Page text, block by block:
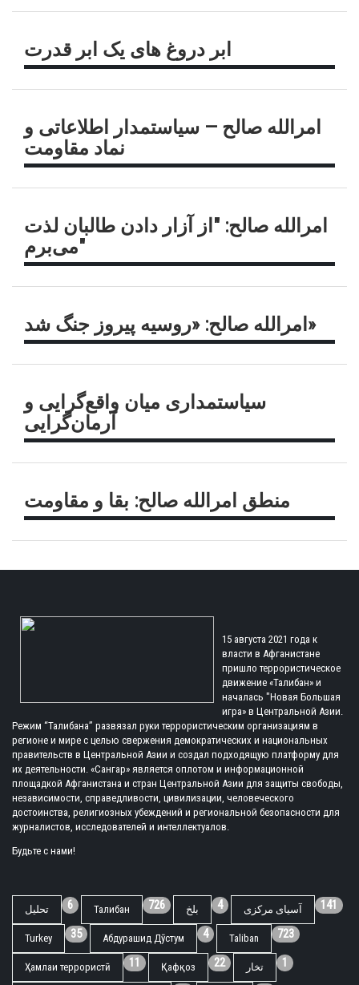
ابر دروغ های یک ابر قدرت
امرالله صالح — سیاستمدار اطلاعاتی و
نماد مقاومت
امرالله صالح: "از آزار دادن طالبان لذت
می‌برم"
امرالله صالح: «روسیه پیروز جنگ شد»
سیاستمداری میان واقع‌گرایی و
آرمان‌گرایی
منطق امرالله صالح: بقا و مقاومت
15 августа 2021 года к
власти в Афганистане
пришло террористическое
движение «Талибан» и
началась "Новая Большая
игра» в Центральной Азии.
Режим “Талибана” развязал руки террористическим организациям в
регионе и мире с целью свержения демократических и национальных
правительств в Центральной Азии и создал подходящую платформу для
их деятельности. «Сангар» является оплотом и информационной
площадкой Афганистана и стран Центральной Азии для защиты свободы,
независимости, справедливости, цивилизации, человеческого
достоинства, религиозных убеждений и региональной безопасности для
журналистов, исследователей и интеллектуалов.
Будьте с нами!
تحلیل 6 Талибан 726 بلخ 4 آسیای مرکزی 141
Turkey 35 Абдурашид Дӯстум 4 Taliban 723
Ҳамлаи террористӣ 11 Қафқоз 22 تخار
1